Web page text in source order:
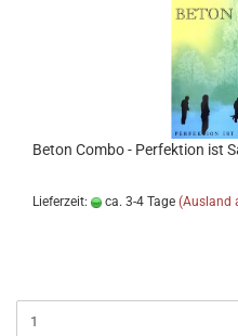
Beton Combo - Perfektion ist
Lieferzeit: ca. 3-4 Tage (Ausland